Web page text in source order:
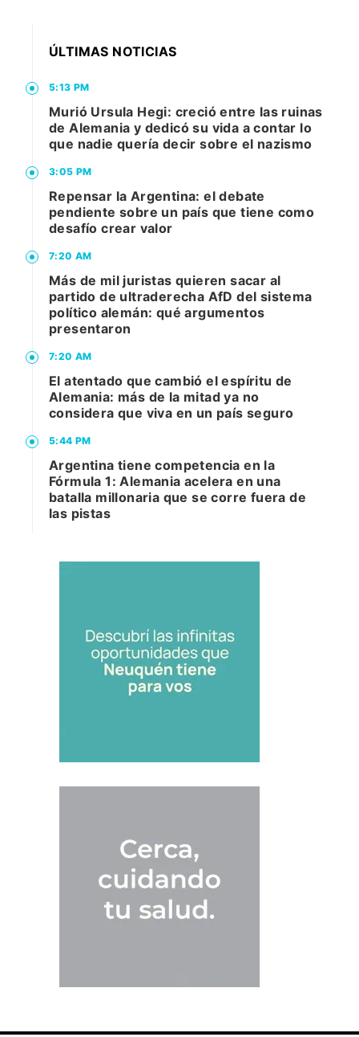
ÚLTIMAS NOTICIAS
5:13 PM
Murió Ursula Hegi: creció entre las ruinas
de Alemania y dedicó su vida a contar lo
que nadie quería decir sobre el nazismo
3:05 PM
Repensar la Argentina: el debate
pendiente sobre un país que tiene como
desafío crear valor
7:20 AM
Más de mil juristas quieren sacar al
partido de ultraderecha AfD del sistema
político alemán: qué argumentos
presentaron
7:20 AM
El atentado que cambió el espíritu de
Alemania: más de la mitad ya no
considera que viva en un país seguro
5:44 PM
Argentina tiene competencia en la
Fórmula 1: Alemania acelera en una
batalla millonaria que se corre fuera de
las pistas